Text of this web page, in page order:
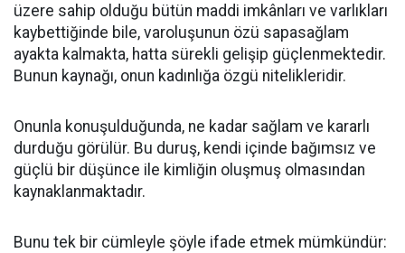
üzere sahip olduğu bütün maddi imkânları ve varlıkları
kaybettiğinde bile, varoluşunun özü sapasağlam
ayakta kalmakta, hatta sürekli gelişip güçlenmektedir.
Bunun kaynağı, onun kadınlığa özgü nitelikleridir.
Onunla konuşulduğunda, ne kadar sağlam ve kararlı
durduğu görülür. Bu duruş, kendi içinde bağımsız ve
güçlü bir düşünce ile kimliğin oluşmuş olmasından
kaynaklanmaktadır.
Bunu tek bir cümleyle şöyle ifade etmek mümkündür: